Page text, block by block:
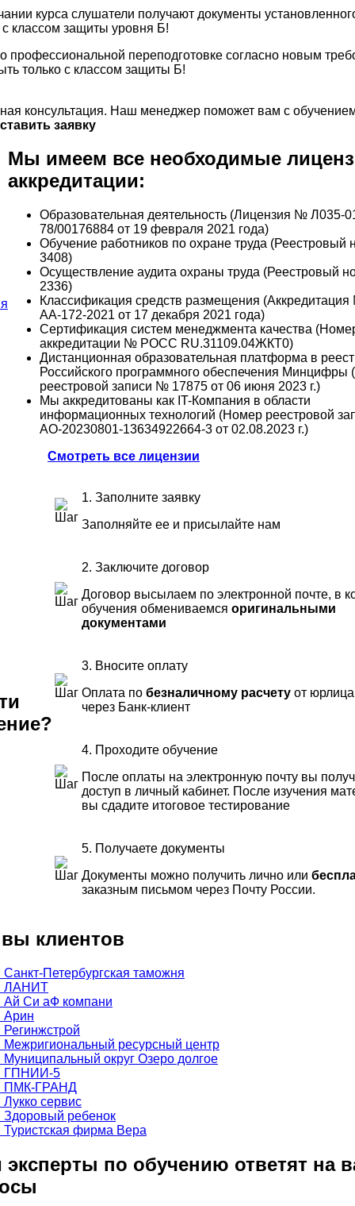
курса слушатели получают документы
с классом защиты уровня Б!
профессиональной переподготовке согласно новым
только с классом защиты Б!
консультация. Наш менеджер поможет вам с
заявку
Мы имеем все необходимые
аккредитации:
Образовательная деятельность (Лицензия № Л035-
78/00176884 от 19 февраля 2021 года)
Обучение работников по охране труда
3408)
Осуществление аудита охраны труда (Реестровый
2336)
Классификация средств размещения
АА-172-2021 от 17 декабря 2021 года)
Сертификация систем менеджмента качества
аккредитации № РОСС RU.31109.04ЖКТ0)
Дистанционная образовательная платформа в
Российского программного обеспечения Минцифры
реестровой записи № 17875 от 06 июня 2023 г.)
Мы аккредитованы как IT-Компания в области
информационных технологий (Номер реестровой
АО-20230801-13634922664-3 от 02.08.2023 г.)
Смотреть все лицензии
1. Заполните заявку
Заполняйте ее и присылайте нам
2. Заключите договор
Договор высылаем по электронной почте, в
обучения обмениваемся оригинальными
документами
3. Вносите оплату
Оплата по безналичному расчету от
через Банк-клиент
4. Проходите обучение
После оплаты на электронную почту вы
доступ в личный кабинет. После изучения
вы сдадите итоговое тестирование
5. Получаете документы
Документы можно получить лично или
заказным письмом через Почту России.
клиентов
по обучению ответят на